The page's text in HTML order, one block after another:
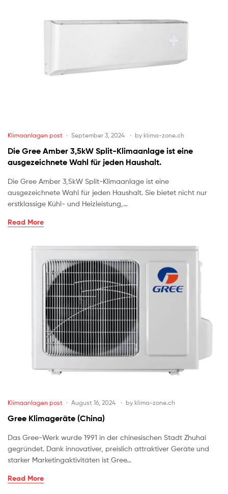
Klimaanlagen post September 3, 2024 by klima-zone.ch
Die Gree Amber 3,5kW Split-Klimaanlage ist eine
ausgezeichnete Wahl für jeden Haushalt.
Die Gree Amber 3,5kW Split-Klimaanlage ist eine
ausgezeichnete Wahl für jeden Haushalt. Sie bietet nicht nur
erstklassige Kühl- und Heizleistung,…
Read More
Klimaanlagen post August 16, 2024 by klima-zone.ch
Gree Klimageräte (China)
Das Gree-Werk wurde 1991 in der chinesischen Stadt Zhuhai
gegründet. Dank innovativer, preislich attraktiver Geräte und
starker Marketingaktivitäten ist Gree…
Read More